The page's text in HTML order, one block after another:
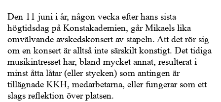
Den 11 juni i år, någon vecka efter hans sista
högtidsdag på Konstakademien, går Mikaels lika
omvälvande avskedskonsert av stapeln. Att det rör sig
om en konsert är alltså inte särskilt konstigt. Det tidiga
musikintresset har, bland mycket annat, resulterat i
minst åtta låtar (eller stycken) som antingen är
tillägnade KKH, medarbetarna, eller fungerar som ett
slags reflektion över platsen.